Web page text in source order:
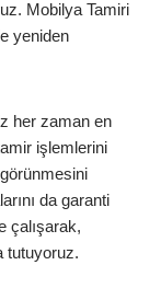
Mobilya Tamiri
yeniden
her zaman en
işlemlerini
da garanti
çalışarak,
tutuyoruz.